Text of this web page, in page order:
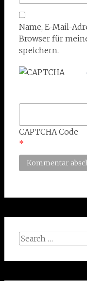
Name, E-Mail-
Browser für
speichern.
CAPTCHA Code
*
Search